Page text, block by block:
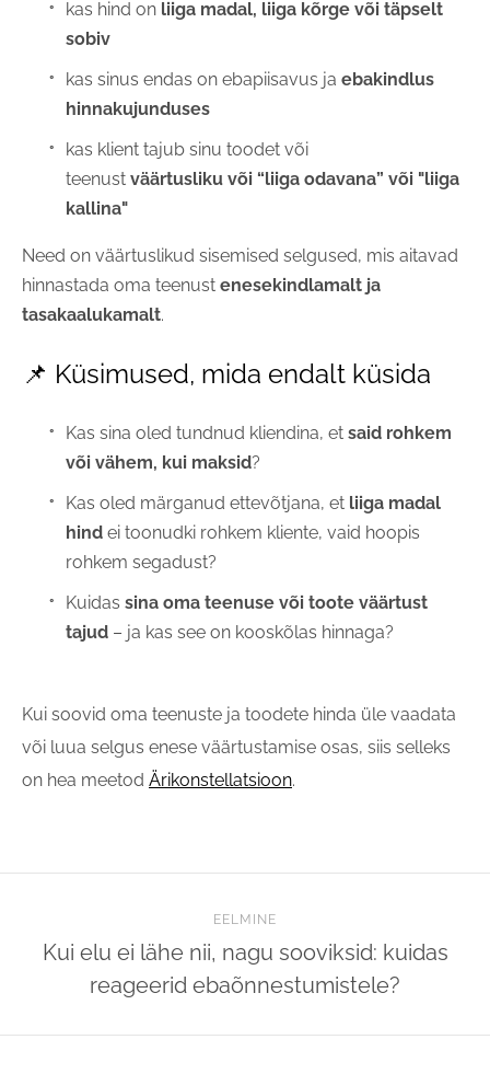
kas hind on liiga madal, liiga kõrge või täpselt
sobiv
kas sinus endas on ebapiisavus ja ebakindlus
hinnakujunduses
kas klient tajub sinu toodet või
teenust väärtusliku või “liiga odavana” või "liiga
kallina"
Need on väärtuslikud sisemised selgused, mis aitavad
hinnastada oma teenust enesekindlamalt ja
tasakaalukamalt.
📌 Küsimused, mida endalt küsida
Kas sina oled tundnud kliendina, et said rohkem
või vähem, kui maksid?
Kas oled märganud ettevõtjana, et liiga madal
hind ei toonudki rohkem kliente, vaid hoopis
rohkem segadust?
Kuidas sina oma teenuse või toote väärtust
tajud – ja kas see on kooskõlas hinnaga?
Kui soovid oma teenuste ja toodete hinda üle vaadata
või luua selgus enese väärtustamise osas, siis selleks
on hea meetod Ärikonstellatsioon.
EELMINE
Kui elu ei lähe nii, nagu sooviksid: kuidas
reageerid ebaõnnestumistele?